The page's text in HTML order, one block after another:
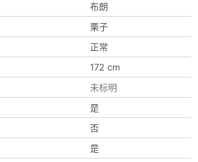
布朗
栗子
正常
172 cm
未标明
是
否
是